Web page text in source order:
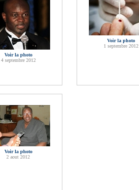
Voir la photo
4 septembre 2012
Voir la photo
1 septembre 2012
Voir la photo
2 aout 2012